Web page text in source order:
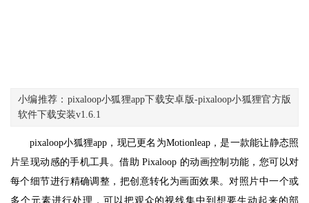
小编推荐：pixaloop小狐狸app下载安卓版-pixaloop小狐狸官方版
软件下载安装v1.6.1
pixaloop小狐狸app，现已更名为Motionleap，是一款能让静态照
片呈现动感的手机工具。借助 Pixaloop 的动画控制功能，您可以对
每个细节进行精确调整，把创意转化为画面效果。对照片中一个或
多个元素进行处理，可以把观众的视线集中到想要生动起来的部